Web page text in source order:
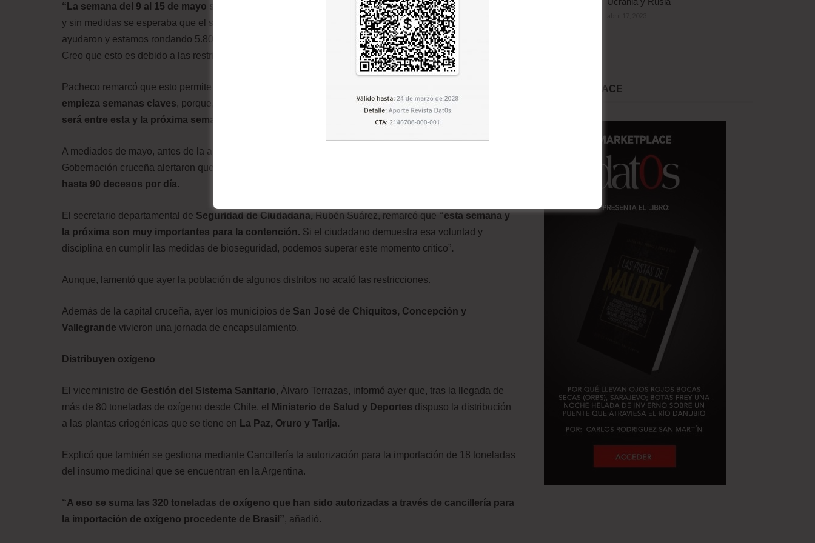
“La semana del 9 al 15 de mayo se tenía 4.698 casos y en la siguiente se subió a 5.880 a la semana,
y sin medidas se esperaba que el sábado se registre entre 7.000 u 8.000 casos, pero las restricciones
ayudaron y estamos rondando 5.800 casos. No tuvimos un ascenso con mayor intensidad que el anterior.
Creo que esto es debido a las restricciones
Pacheco remarcó que esto permite dar un respiro, pero no se puede ser optimistas, pues
empieza semanas claves, porque, según la proyección de los epidemiólogos, el pico de esta
será entre esta y la próxima semana.
A mediados de mayo, antes de la aplicación de nuevas restricciones de circulación en la ciudad, desde la
Gobernación cruceña alertaron que, en el peor escenario, en el pico de la tercera ola s
hasta 90 decesos por día.
El secretario departamental de Seguridad de Ciudadana, Rubén Suárez, remarcó que “esta semana y
la próxima son muy importantes para la contención. Si el ciudadano demuestra esa voluntad y
disciplina en cumplir las medidas de bioseguridad, podemos superar este momento crítico”.
Aunque, lamentó que ayer la población de algunos distritos no acató las restricciones.
Además de la capital cruceña, ayer los municipios de San José de Chiquitos, Concepción y
Vallegrande vivieron una jornada de encapsulamiento.
Distribuyen oxígeno
El viceministro de Gestión del Sistema Sanitario, Álvaro Terrazas, informó ayer que, tras la llegada de
más de 80 toneladas de oxígeno desde Chile, el
Ministerio de Salud y Deportes dispuso la distribución
a las plantas criogénicas que se tiene en La Paz, Oruro y Tarija.
Explicó que también se gestiona mediante Cancillería la autorización para la importación de 18 toneladas
del insumo medicinal que se encuentran en la Argentina.
“A eso se suma las 320 toneladas de oxígeno que han sido autorizadas a través de cancillería para
la importación de oxígeno procedente de Brasil”, añadió.
MARKET PLACE